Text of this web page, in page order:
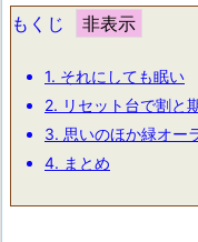
もくじ
1. それにしても眠い
2. リセット台で割と
3. 思いのほか緑オー
4. まとめ